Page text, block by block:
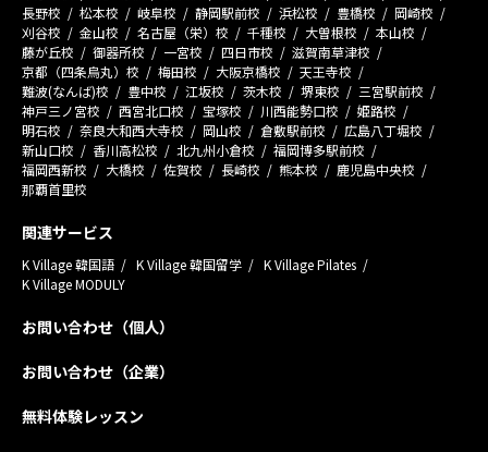
長野校
松本校 岐阜校 静岡駅前校 浜松校 豊橋校
岡崎校
刈谷校
金山校 名古屋（栄）校 千種校 大曽根校
本山校
藤が丘校
御器所校 一宮校 四日市校
滋賀南草津校
京都（四条烏丸）校
梅田校 大阪京橋校
天王寺校
難波(なんば)校
豊中校 江坂校 茨木校 堺東校
三宮駅前校
神戸三ノ宮校
西宮北口校 宝塚校 川西能勢口校
姫路校
明石校
奈良大和西大寺校 岡山校 倉敷駅前校
広島八丁堀校
新山口校
香川高松校 北九州小倉校
福岡博多駅前校
福岡西新校
大橋校 佐賀校 長崎校 熊本校
鹿児島中央校
那覇首里校
関連サービス
K Village 韓国語 K Village 韓国留学
K Village Pilates
K Village MODULY
お問い合わせ（個人）
お問い合わせ（企業）
無料体験レッスン